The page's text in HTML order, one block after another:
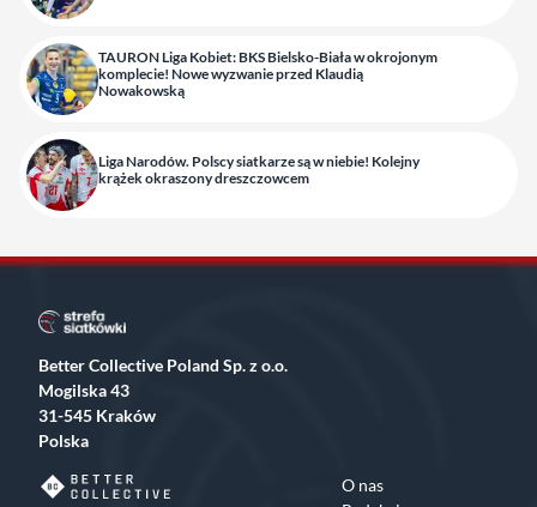
TAURON Liga Kobiet: BKS Bielsko-Biała w okrojonym
komplecie! Nowe wyzwanie przed Klaudią
Nowakowską
Liga Narodów. Polscy siatkarze są w niebie! Kolejny
krążek okraszony dreszczowcem
Better Collective Poland Sp. z o.o.
Mogilska 43
31-545 Kraków
Polska
O nas